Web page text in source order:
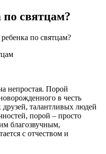
по святцам?
по святцам?
непростая. Порой
в честь
талантливых людей
порой – просто
благозвучным,
с отчеством и